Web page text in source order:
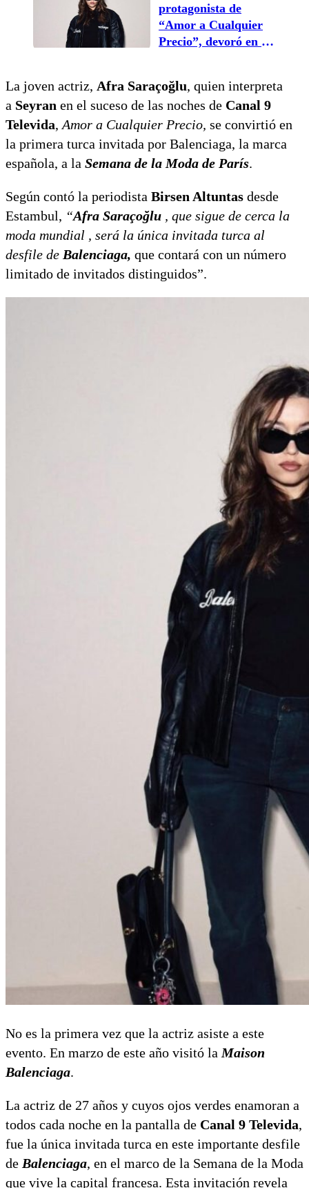
protagonista de
“Amor a Cualquier
Precio”, devoró en la
La joven actriz, Afra Saraçoğlu, quien interpreta
a Seyran en el suceso de las noches de Canal 9
Televida, Amor a Cualquier Precio, se convirtió en
la primera turca invitada por Balenciaga, la marca
española, a la Semana de la Moda de París.
Según contó la periodista Birsen Altuntas desde
Estambul, “Afra Saraçoğlu , que sigue de cerca la
moda mundial , será la única invitada turca al
desfile de Balenciaga, que contará con un número
limitado de invitados distinguidos”.
No es la primera vez que la actriz asiste a este
evento. En marzo de este año visitó la Maison
Balenciaga.
La actriz de 27 años y cuyos ojos verdes enamoran a
todos cada noche en la pantalla de Canal 9 Televida,
fue la única invitada turca en este importante desfile
de Balenciaga, en el marco de la Semana de la Moda
que vive la capital francesa. Esta invitación revela